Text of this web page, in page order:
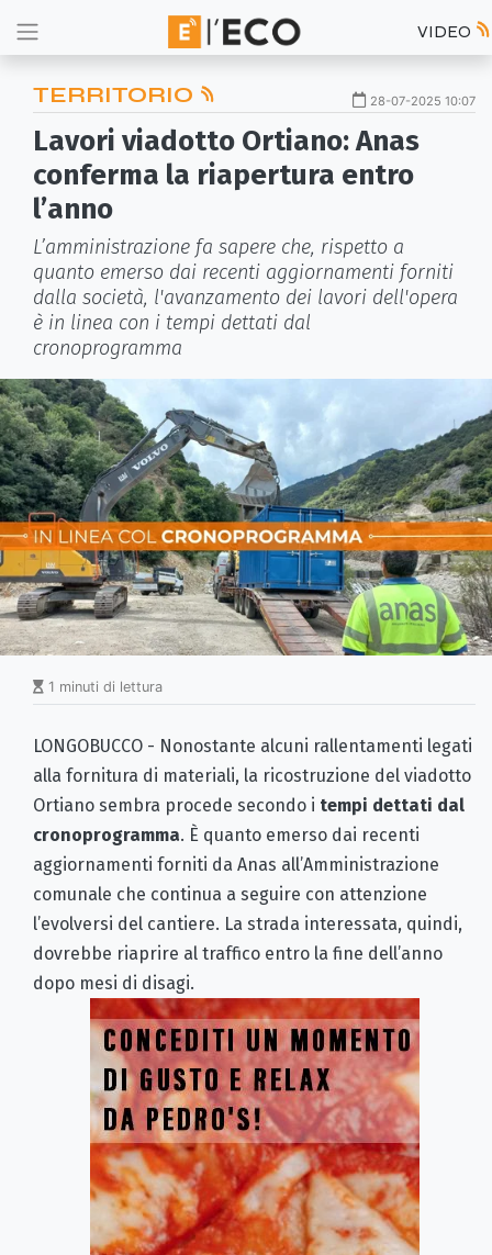
VIDEO
TERRITORIO 28-07-2025 10:07
Lavori viadotto Ortiano: Anas
conferma la riapertura entro
l’anno
L’amministrazione fa sapere che, rispetto a
quanto emerso dai recenti aggiornamenti forniti
dalla società, l'avanzamento dei lavori dell'opera
è in linea con i tempi dettati dal
cronoprogramma
1 minuti di lettura
LONGOBUCCO - Nonostante alcuni rallentamenti legati
alla fornitura di materiali, la ricostruzione del viadotto
Ortiano sembra procede secondo i tempi dettati dal
cronoprogramma. È quanto emerso dai recenti
aggiornamenti forniti da Anas all’Amministrazione
comunale che continua a seguire con attenzione
l’evolversi del cantiere. La strada interessata, quindi,
dovrebbe riaprire al traffico entro la fine dell’anno
dopo mesi di disagi.